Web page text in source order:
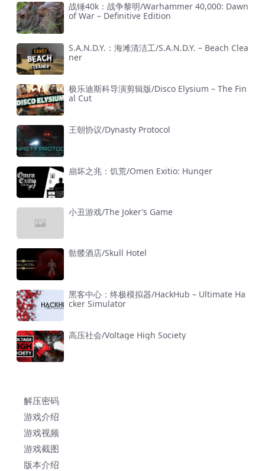
战锤40k：战争黎明/Warhammer 40,000: Dawn
of War – Definitive Edition
S.A.N.D.Y.：海滩清洁工/S.A.N.D.Y. – Beach Clea
ner
极乐迪斯科导演剪辑版/Disco Elysium – The Fin
al Cut
王朝协议/Dynasty Protocol
崩坏之兆：饥荒/Omen Exitio: Hunger
小丑游戏/The Joker’s Game
骷髅酒店/Skull Hotel
黑客中心：终极模拟器/HackHub – Ultimate Ha
cker Simulator
高压社会/Voltage High Society
解压密码
游戏介绍
游戏视频
游戏截图
版本介绍